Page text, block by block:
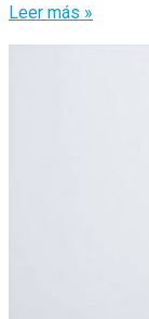
HISTORIAS
DE
Leer más »